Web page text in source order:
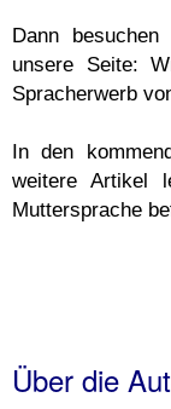
Dann
unsere Seite:
Spracherwerb
In den
weitere Artikel
Muttersprache
Über die